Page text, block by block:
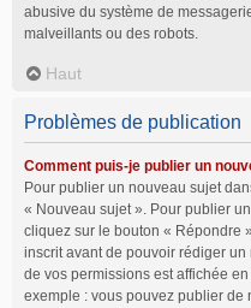
abusive du système de
malveillants ou des robots.
Haut
Problèmes de publication
Comment puis-je publier un
Pour publier un nouveau sujet
« Nouveau sujet ». Pour publier
cliquez sur le bouton « Répondre
inscrit avant de pouvoir rédiger
de vos permissions est affichée
exemple : vous pouvez publier de